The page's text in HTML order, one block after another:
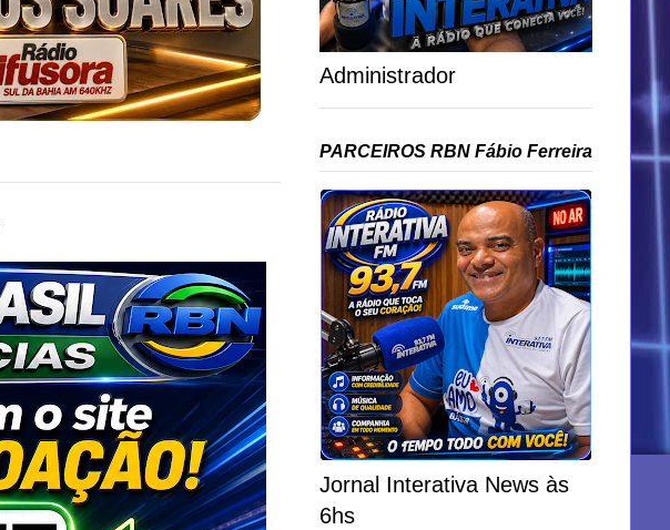
Administrador
PARCEIROS RBN Fábio Ferreira
Jornal Interativa News às
6hs